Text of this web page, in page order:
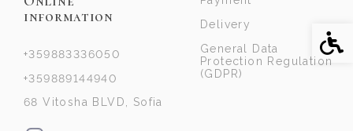
information
+359883336050
+359889144940
68 Vitosha BLVD, Sofia
Delivery
General Data
Protection Regulation
(GDPR)